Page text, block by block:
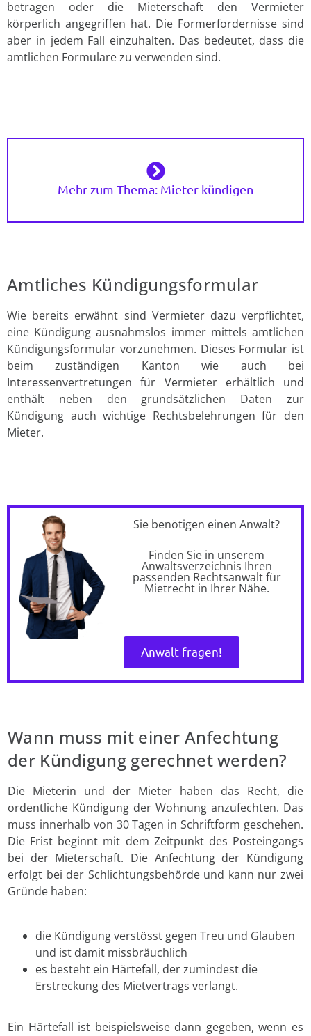
betragen oder die Mieterschaft den Vermieter
körperlich angegriffen hat. Die Formerfordernisse sind
aber in jedem Fall einzuhalten. Das bedeutet, dass die
amtlichen Formulare zu verwenden sind.
Mehr zum Thema: Mieter kündigen
Amtliches Kündigungsformular
Wie bereits erwähnt sind Vermieter dazu verpflichtet,
eine Kündigung ausnahmslos immer mittels amtlichen
Kündigungsformular vorzunehmen. Dieses Formular ist
beim zuständigen Kanton wie auch bei
Interessenvertretungen für Vermieter erhältlich und
enthält neben den grundsätzlichen Daten zur
Kündigung auch wichtige Rechtsbelehrungen für den
Mieter.
Sie benötigen einen Anwalt?
Finden Sie in unserem
Anwaltsverzeichnis Ihren
passenden Rechtsanwalt für
Mietrecht in Ihrer Nähe.
Anwalt fragen!
Wann muss mit einer Anfechtung
der Kündigung gerechnet werden?
Die Mieterin und der Mieter haben das Recht, die
ordentliche Kündigung der Wohnung anzufechten. Das
muss innerhalb von 30 Tagen in Schriftform geschehen.
Die Frist beginnt mit dem Zeitpunkt des Posteingangs
bei der Mieterschaft. Die Anfechtung der Kündigung
erfolgt bei der Schlichtungsbehörde und kann nur zwei
Gründe haben:
die Kündigung verstösst gegen Treu und Glauben
und ist damit missbräuchlich
es besteht ein Härtefall, der zumindest die
Erstreckung des Mietvertrags verlangt.
Ein Härtefall ist beispielsweise dann gegeben, wenn es